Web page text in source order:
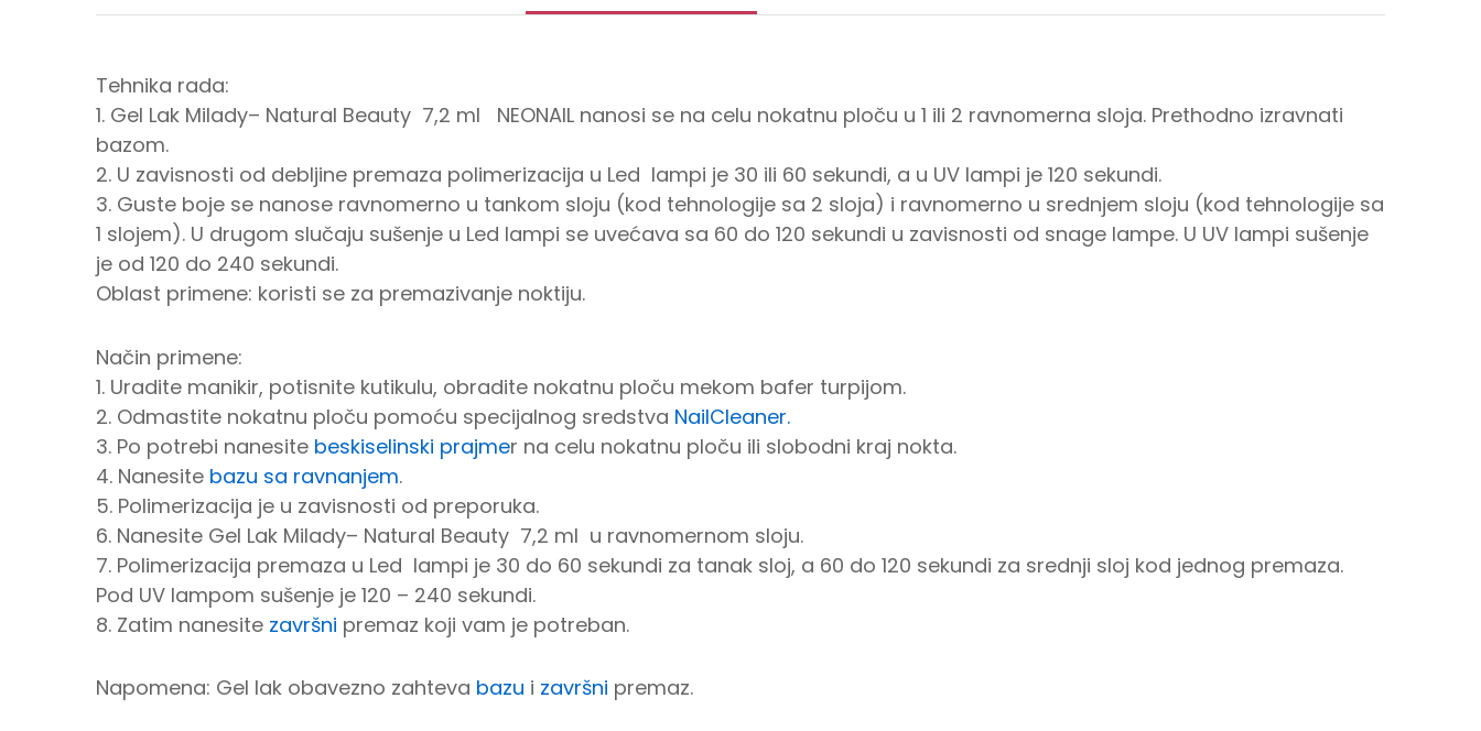
Tehnika rada:
1. Gel Lak Milady– Natural Beauty 7,2 ml NEONAIL nanosi se na celu nokatnu ploču u 1 ili 2 ravnomerna sloja. Prethodno izravnati
bazom.
2. U zavisnosti od debljine premaza polimerizacija u Led lampi je 30 ili 60 sekundi, a u UV lampi je 120 sekundi.
3. Guste boje se nanose ravnomerno u tankom sloju (kod tehnologije sa 2 sloja) i ravnomerno u srednjem sloju (kod tehnologije sa
1 slojem). U drugom slučaju sušenje u Led lampi se uvećava sa 60 do 120 sekundi u zavisnosti od snage lampe. U UV lampi sušenje
je od 120 do 240 sekundi.
Oblast primene: koristi se za premazivanje noktiju.
Način primene:
1. Uradite manikir, potisnite kutikulu, obradite nokatnu ploču mekom bafer turpijom.
2. Odmastite nokatnu ploču pomoću specijalnog sredstva NailCleaner.
3. Po potrebi nanesite beskiselinski prajmer na celu nokatnu ploču ili slobodni kraj nokta.
4. Nanesite bazu sa ravnanjem.
5. Polimerizacija je u zavisnosti od preporuka.
6. Nanesite Gel Lak Milady– Natural Beauty 7,2 ml u ravnomernom sloju.
7. Polimerizacija premaza u Led lampi je 30 do 60 sekundi za tanak sloj, a 60 do 120 sekundi za srednji sloj kod jednog premaza.
Pod UV lampom sušenje je 120 – 240 sekundi.
8. Zatim nanesite završni premaz koji vam je potreban.
Napomena: Gel lak obavezno zahteva bazu i završni premaz.